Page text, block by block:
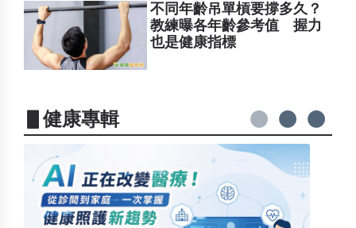
不同年齡吊單槓要撐多久？
教練曝各年齡參考值 握力
也是健康指標
▋健康專輯